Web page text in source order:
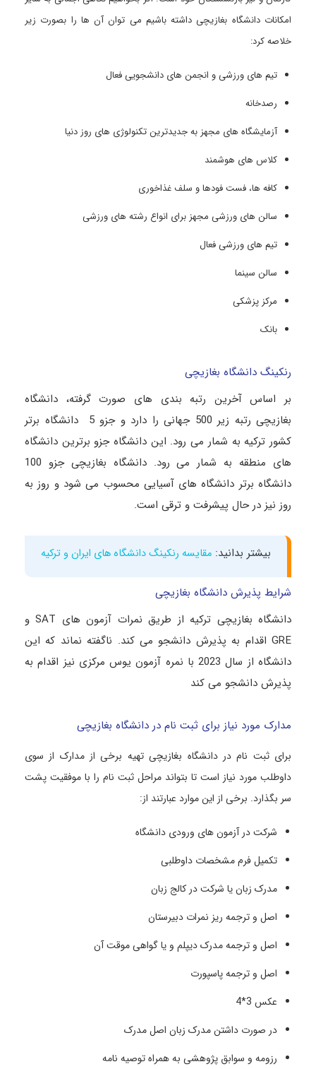
امکانات دانشگاه بغازیچی داشته باشیم می توان آن ها را بصورت زیر
خلاصه کرد:
تیم های ورزشی و انجمن های دانشجویی فعال
رصدخانه
آزمایشگاه های مجهز به جدیدترین تکنولوژی های روز دنیا
کلاس های هوشمند
کافه ها، فست فودها و سلف غذاخوری
سالن های ورزشی مجهز برای انواع رشته های ورزشی
تیم های ورزشی فعال
سالن سینما
مرکز پزشکی
بانک
رنکینگ دانشگاه بغازیچی
بر اساس آخرین رتبه بندی های صورت گرفته، دانشگاه
بغازیچی رتبه زیر 500 جهانی را دارد و جزو 5 دانشگاه برتر
کشور ترکیه به شمار می رود. این دانشگاه جزو برترین دانشگاه
های منطقه به شمار می رود. دانشگاه بغازیچی جزو 100
دانشگاه برتر دانشگاه های آسیایی محسوب می شود و روز به
روز نیز در حال پیشرفت و ترقی است.
بیشتر بدانید: مقایسه رنکینگ دانشگاه های ایران و ترکیه
شرایط پذیرش دانشگاه بغازیچی
دانشگاه بغازیچی ترکیه از طریق نمرات آزمون های SAT و
GRE اقدام به پذیرش دانشجو می کند. ناگفته نماند که این
دانشگاه از سال 2023 با نمره آزمون یوس مرکزی نیز اقدام به
پذیرش دانشجو می کند
مدارک مورد نیاز برای ثبت نام در دانشگاه بغازیچی
برای ثبت نام در دانشگاه بغازیچی تهیه برخی از مدارک از سوی
داوطلب مورد نیاز است تا بتواند مراحل ثبت نام را با موفقیت پشت
سر بگذارد. برخی از این موارد عبارتند از:
شرکت در آزمون های ورودی دانشگاه
تکمیل فرم مشخصات داوطلبی
مدرک زبان یا شرکت در کالج زبان
اصل و ترجمه ریز نمرات دبیرستان
اصل و ترجمه مدرک دیپلم و یا گواهی موقت آن
اصل و ترجمه پاسپورت
عکس 3*4
در صورت داشتن مدرک زبان اصل مدرک
رزومه و سوابق پژوهشی به همراه توصیه نامه